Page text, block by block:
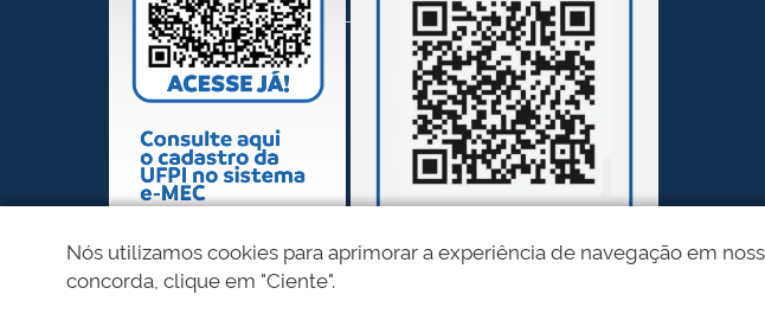
Nós utilizamos cookies para aprimorar a experiência de navegação em
concorda, clique em "Ciente".